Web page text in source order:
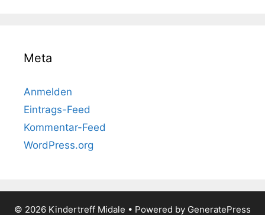
Meta
Anmelden
Eintrags-Feed
Kommentar-Feed
WordPress.org
© 2026 Kindertreff Midale • Powered by GeneratePress